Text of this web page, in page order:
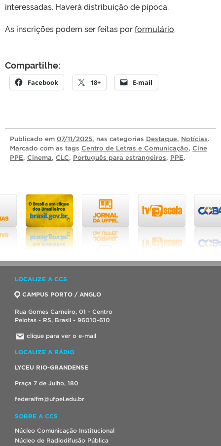
interessadas. Haverá distribuição de pipoca.
As inscrições podem ser feitas porformulário.
Compartilhe:
Facebook 18+ E-mail
Publicado em 07/11/2025, nas categorias Destaque, Notícias.
Marcado com as tags Centro de Letras e Comunicação, Cine
PPE, Cinema, CLC, Português para estrangeiros, PPE.
LOCALIZE A CCS
CAMPUS PORTO / ANGLO
Rua Gomes Carneiro, 01 - Centro
Pelotas - RS, Brasil - 96010-610
clique para ver o e-mail
LOCALIZE A RÁDIO
LYCEU RIO-GRANDENSE
Praça 7 de Julho, 180
federalfm@ufpel.edu.br
SOBRE A CCS
Núcleo Comunicação Institucional
Núcleo de Radiodifusão Pública